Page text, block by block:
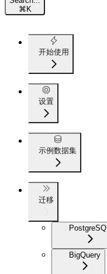
⌘ K
开始使用
设置
示例数据集
迁移
PostgreSQL
BigQuery